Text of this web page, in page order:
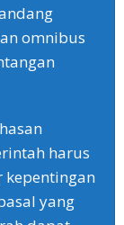
omnibus
harus
yang